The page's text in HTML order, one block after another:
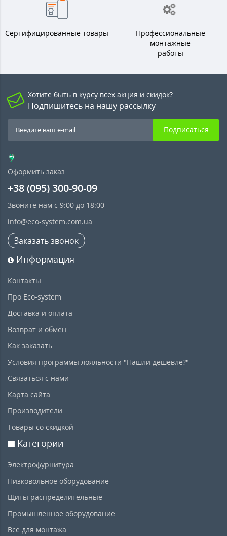
Сертифицированные товары
Профессиональные
монтажные
работы
Хотите быть в курсу всех акция и скидок?
Подпишитесь на нашу рассылку
Подписаться
Оформить заказ
+38 (095) 300-90-09
Звоните нам с 9:00 до 18:00
info@eco-system.com.ua
Заказать звонок
Информация
Контакты
Про Eco-system
Доставка и оплата
Возврат и обмен
Как заказать
Условия программы лояльности "Нашли дешевле?"
Связаться с нами
Карта сайта
Производители
Товары со скидкой
Категории
Электрофурнитура
Низковольное оборудование
Щиты распределительные
Промышленное оборудование
Все для монтажа